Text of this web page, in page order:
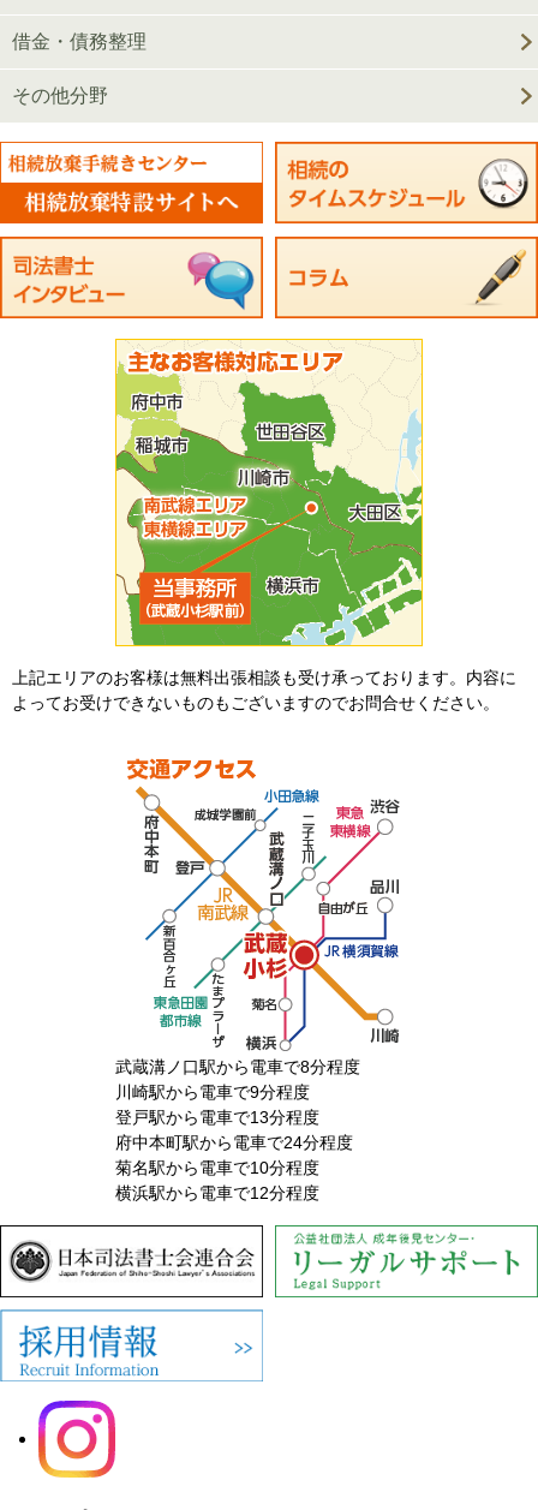
借金・債務整理
その他分野
上記エリアのお客様は無料出張相談も受け承っております。内容に
よってお受けできないものもございますのでお問合せください。
武蔵溝ノ口駅から電車で8分程度
川崎駅から電車で9分程度
登戸駅から電車で13分程度
府中本町駅から電車で24分程度
菊名駅から電車で10分程度
横浜駅から電車で12分程度